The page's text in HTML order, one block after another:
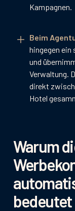
Kampagnen.
Beim
hingegen ein
und
Verwaltung.
direkt
Hotel
Warum
bedeutet